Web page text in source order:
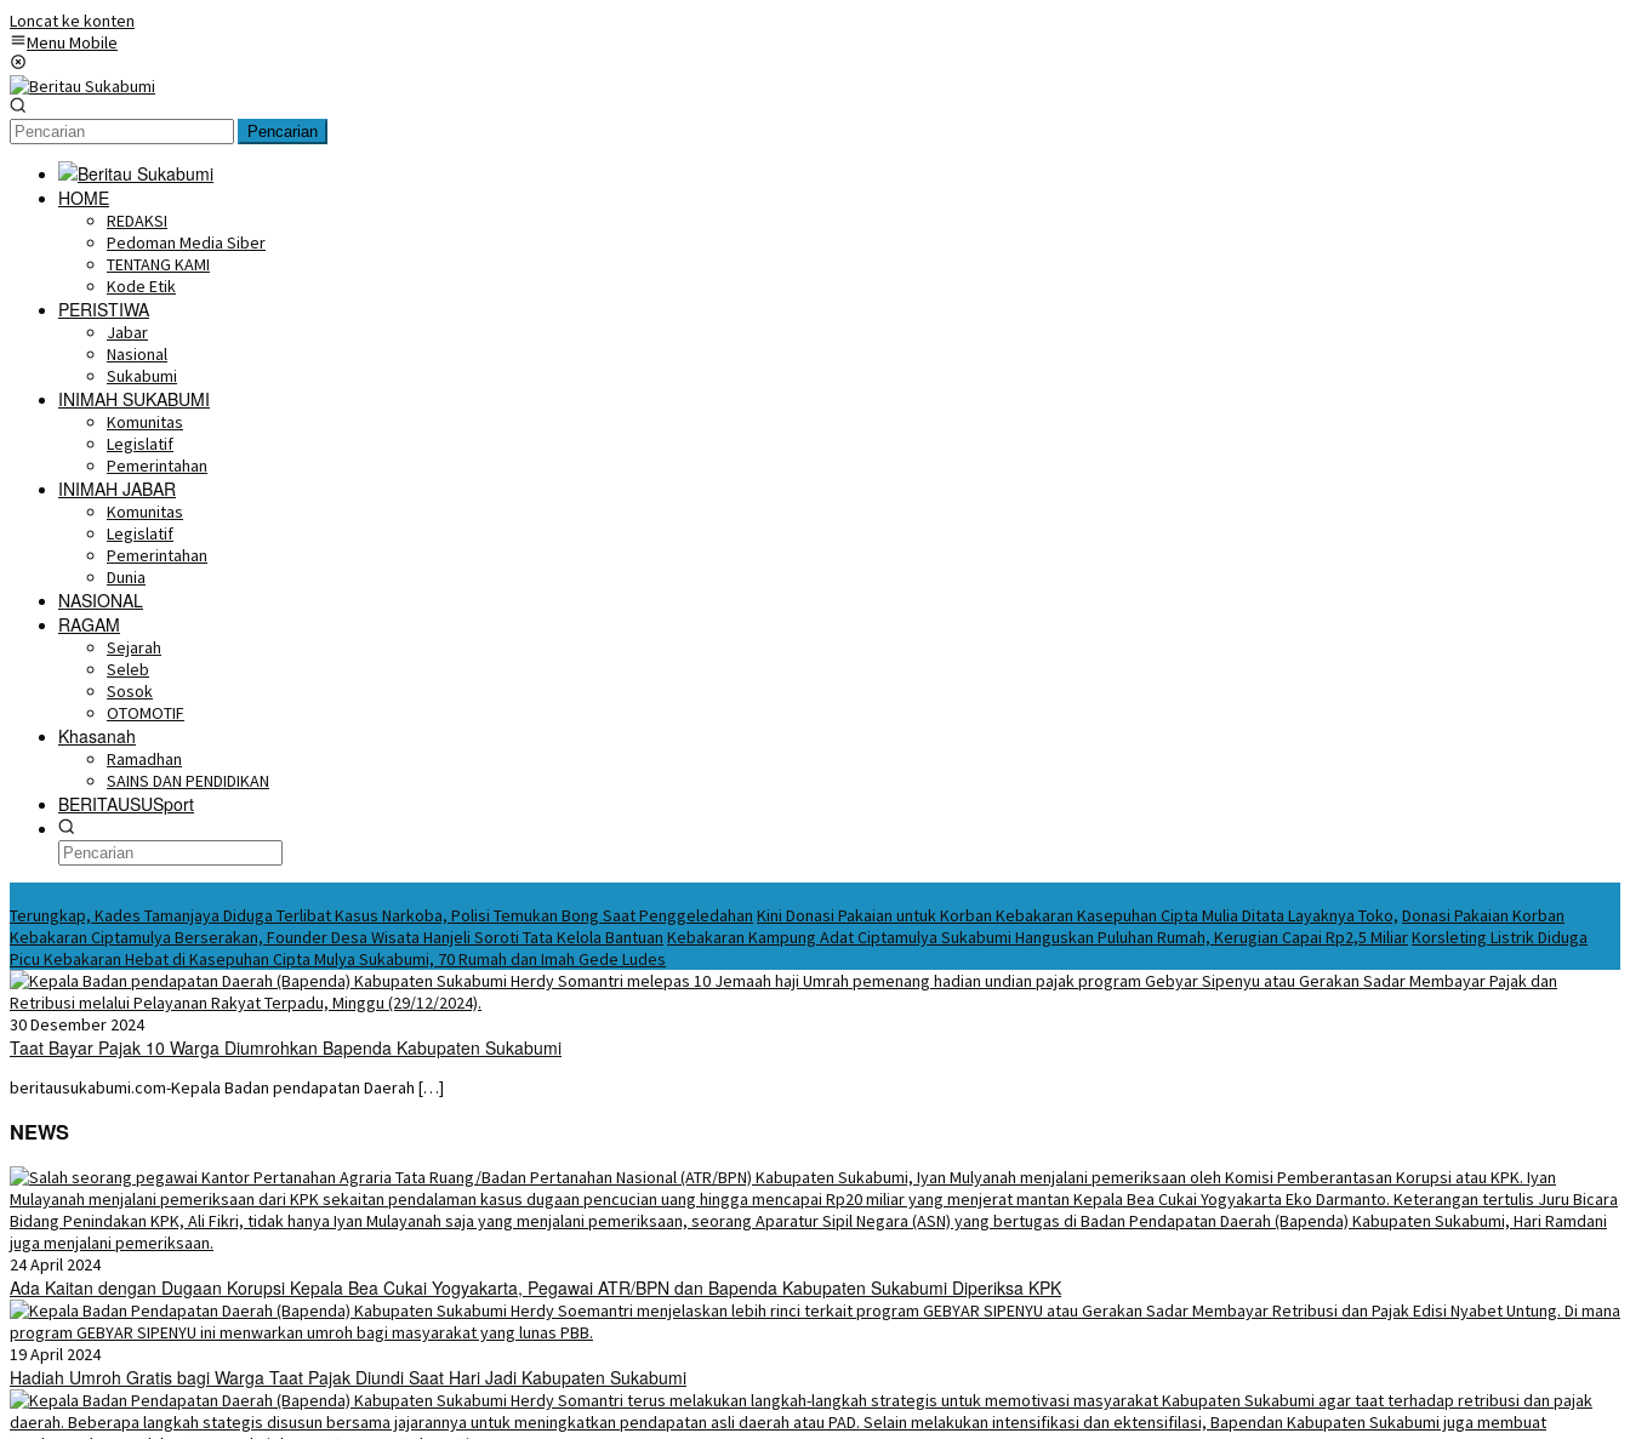
Loncat ke konten
Menu Mobile
Pencarian
HOME
REDAKSI
Pedoman Media Siber
TENTANG KAMI
Kode Etik
PERISTIWA
Jabar
Nasional
Sukabumi
INIMAH SUKABUMI
Komunitas
Legislatif
Pemerintahan
INIMAH JABAR
Komunitas
Legislatif
Pemerintahan
Dunia
NASIONAL
RAGAM
Sejarah
Seleb
Sosok
OTOMOTIF
Khasanah
Ramadhan
SAINS DAN PENDIDIKAN
BERITAUSUSport
Terungkap, Kades Tamanjaya Diduga Terlibat Kasus Narkoba, Polisi Temukan Bong Saat Penggeledahan Kini Donasi Pakaian untuk Korban Kebakaran Kasepuhan Cipta Mulia Ditata Layaknya Toko, Donasi Pakaian Korban
Kebakaran Ciptamulya Berserakan, Founder Desa Wisata Hanjeli Soroti Tata Kelola Bantuan Kebakaran Kampung Adat Ciptamulya Sukabumi Hanguskan Puluhan Rumah, Kerugian Capai Rp2,5 MiliarKorsleting Listrik Diduga
Picu Kebakaran Hebat di Kasepuhan Cipta Mulya Sukabumi, 70 Rumah dan Imah Gede Ludes
30 Desember 2024
Taat Bayar Pajak 10 Warga Diumrohkan Bapenda Kabupaten Sukabumi
beritausukabumi.com-Kepala Badan pendapatan Daerah […]
NEWS
24 April 2024
Ada Kaitan dengan Dugaan Korupsi Kepala Bea Cukai Yogyakarta, Pegawai ATR/BPN dan Bapenda Kabupaten Sukabumi Diperiksa KPK
19 April 2024
Hadiah Umroh Gratis bagi Warga Taat Pajak Diundi Saat Hari Jadi Kabupaten Sukabumi